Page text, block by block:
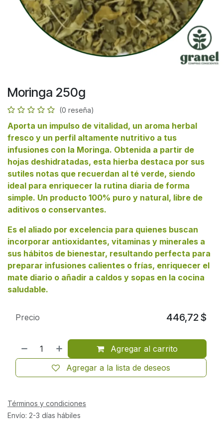
Moringa 250g
(0 reseña)
Aporta un impulso de vitalidad, un aroma herbal
fresco y un perfil altamente nutritivo a tus
infusiones con la Moringa. Obtenida a partir de
hojas deshidratadas, esta hierba destaca por sus
sutiles notas que recuerdan al té verde, siendo
ideal para enriquecer la rutina diaria de forma
simple. Un producto 100% puro y natural, libre de
aditivos o conservantes.
Es el aliado por excelencia para quienes buscan
incorporar antioxidantes, vitaminas y minerales a
sus hábitos de bienestar, resultando perfecta para
preparar infusiones calientes o frías, enriquecer el
mate diario o añadir a caldos y sopas en la cocina
saludable.
Agregar al carrito
Agregar a la lista de deseos
Precio 446,72$
Términos y condiciones
Envío: 2-3 días hábiles